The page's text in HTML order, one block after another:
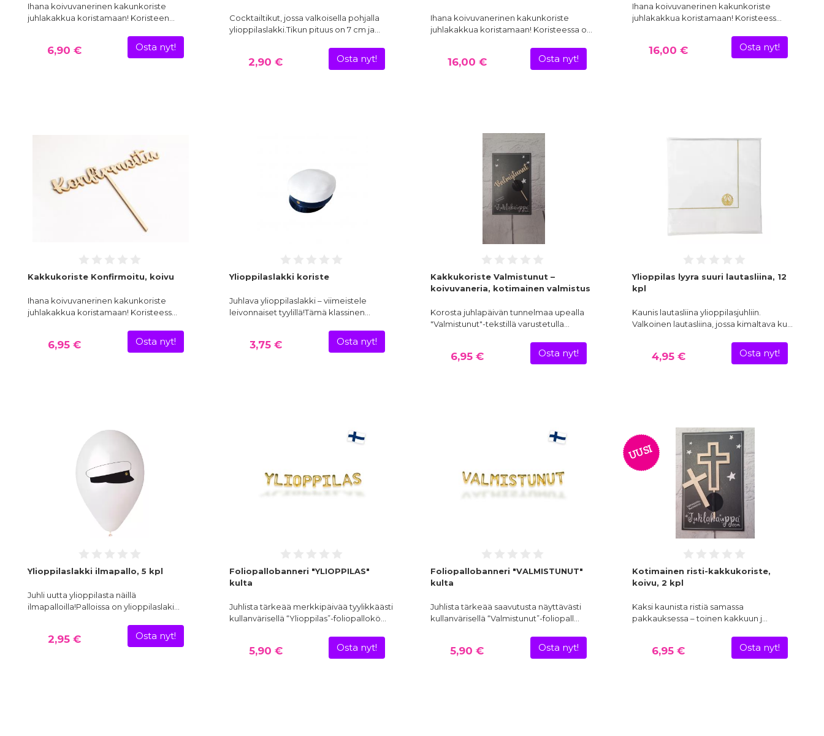
Ihana koivuvanerinen kakunkoriste
juhlakakkua koristamaan! Koristeen…
6,90 € Osta nyt!
Cocktailtikut, jossa valkoisella pohjalla
ylioppilaslakki.Tikun pituus on 7 cm ja…
2,90 € Osta nyt!
Ihana koivuvanerinen kakunkoriste
juhlakakkua koristamaan! Koristeessa o…
16,00 € Osta nyt!
Ihana koivuvanerinen kakunkoriste
juhlakakkua koristamaan! Koristeess…
16,00 € Osta nyt!
Kakkukoriste Konfirmoitu, koivu
Ihana koivuvanerinen kakunkoriste
juhlakakkua koristamaan! Koristeess…
6,95 € Osta nyt!
Ylioppilaslakki koriste
Juhlava ylioppilaslakki – viimeistele
leivonnaiset tyylillä!Tämä klassinen…
3,75 € Osta nyt!
Kakkukoriste Valmistunut –
koivuvaneria, kotimainen valmistus
Korosta juhlapäivän tunnelmaa upealla
"Valmistunut"-tekstillä varustetulla…
6,95 € Osta nyt!
Ylioppilas lyyra suuri lautasliina, 12
kpl
Kaunis lautasliina ylioppilasjuhliin.
Valkoinen lautasliina, jossa kimaltava ku…
4,95 € Osta nyt!
Ylioppilaslakki ilmapallo, 5 kpl
Juhli uutta ylioppilasta näillä
ilmapalloilla!Palloissa on ylioppilaslaki…
2,95 € Osta nyt!
Foliopallobanneri "YLIOPPILAS"
kulta
Juhlista tärkeää merkkipäivää tyylikkäästi
kullanvärisellä “Ylioppilas”-foliopallokö…
5,90 € Osta nyt!
Foliopallobanneri "VALMISTUNUT"
kulta
Juhlista tärkeää saavutusta näyttävästi
kullanvärisellä “Valmistunut”-foliopall…
5,90 € Osta nyt!
UUSI
Kotimainen risti-kakkukoriste,
koivu, 2 kpl
Kaksi kaunista ristiä samassa
pakkauksessa – toinen kakkuun j…
6,95 € Osta nyt!